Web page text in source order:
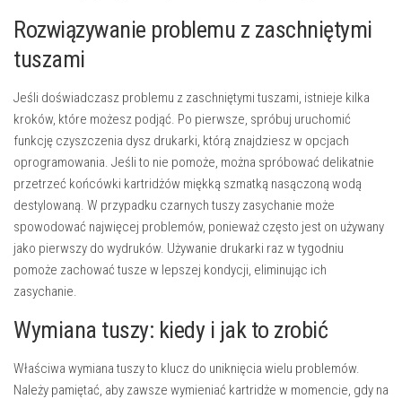
Rozwiązywanie problemu z zaschniętymi
tuszami
Jeśli doświadczasz problemu z zaschniętymi tuszami, istnieje kilka
kroków, które możesz podjąć. Po pierwsze, spróbuj uruchomić
funkcję czyszczenia dysz drukarki, którą znajdziesz w opcjach
oprogramowania. Jeśli to nie pomoże, można spróbować delikatnie
przetrzeć końcówki kartridżów miękką szmatką nasączoną wodą
destylowaną. W przypadku czarnych tuszy zasychanie może
spowodować najwięcej problemów, ponieważ często jest on używany
jako pierwszy do wydruków. Używanie drukarki raz w tygodniu
pomoże zachować tusze w lepszej kondycji, eliminując ich
zasychanie.
Wymiana tuszy: kiedy i jak to zrobić
Właściwa wymiana tuszy to klucz do uniknięcia wielu problemów.
Należy pamiętać, aby zawsze wymieniać kartridże w momencie, gdy na